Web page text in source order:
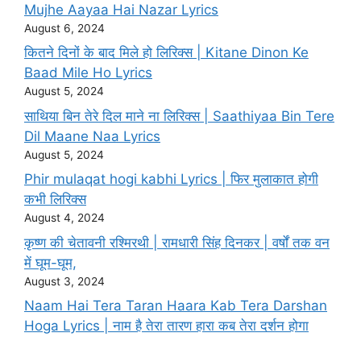
Mujhe Aayaa Hai Nazar Lyrics
August 6, 2024
कितने दिनों के बाद मिले हो लिरिक्स | Kitane Dinon Ke
Baad Mile Ho Lyrics
August 5, 2024
साथिया बिन तेरे दिल माने ना लिरिक्स | Saathiyaa Bin Tere
Dil Maane Naa Lyrics
August 5, 2024
Phir mulaqat hogi kabhi Lyrics | फिर मुलाकात होगी
कभी लिरिक्स
August 4, 2024
कृष्ण की चेतावनी रश्मिरथी | रामधारी सिंह दिनकर | वर्षों तक वन
में घूम-घूम,
August 3, 2024
Naam Hai Tera Taran Haara Kab Tera Darshan
Hoga Lyrics | नाम है तेरा तारण हारा कब तेरा दर्शन होगा